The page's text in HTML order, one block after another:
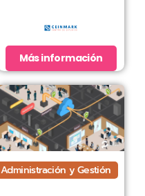
Más información
Administración y Gestión